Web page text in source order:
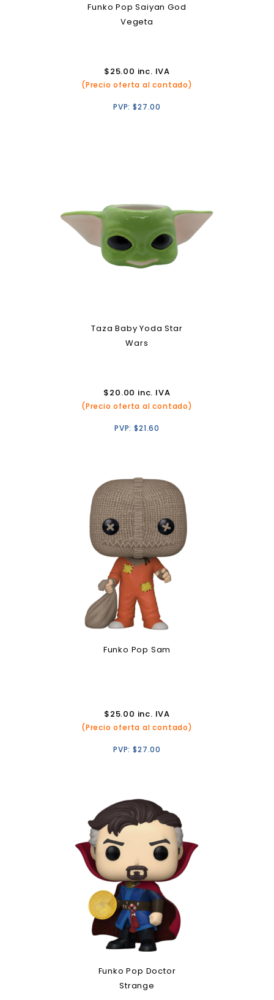
Funko Pop Saiyan God
Vegeta
$25.00 inc. IVA
(Precio oferta al contado)
PVP:$27.00
Taza Baby Yoda Star
Wars
$20.00 inc. IVA
(Precio oferta al contado)
PVP:$21.60
Funko Pop Sam
$25.00 inc. IVA
(Precio oferta al contado)
PVP:$27.00
Funko Pop Doctor
Strange